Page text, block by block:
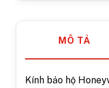
MÔ TẢ
Kính bảo hộ